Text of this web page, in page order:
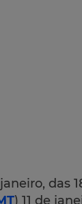
das
) 11 de